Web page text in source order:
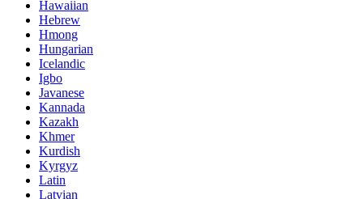
Hawaiian
Hebrew
Hmong
Hungarian
Icelandic
Igbo
Javanese
Kannada
Kazakh
Khmer
Kurdish
Kyrgyz
Latin
Latvian